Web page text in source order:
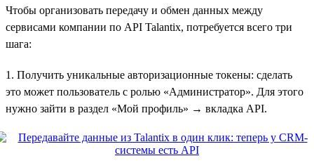
Чтобы организовать передачу и обмен данных между
сервисами компании по API Talantix, потребуется всего три
шага:
1. Получить уникальные авторизационные токены: сделать
это может пользователь с ролью «Администратор». Для этого
нужно зайти в раздел «Мой профиль» → вкладка API.